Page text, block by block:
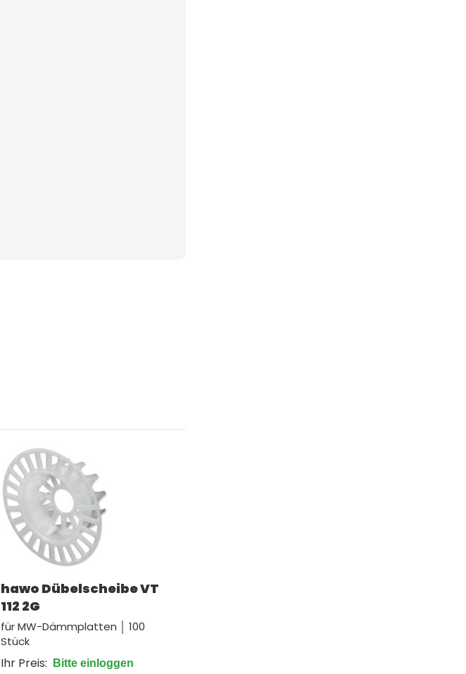
hawo Dübelscheibe VT
112 2G
für MW-Dämmplatten │ 100
Stück
Ihr Preis: Bitte einloggen